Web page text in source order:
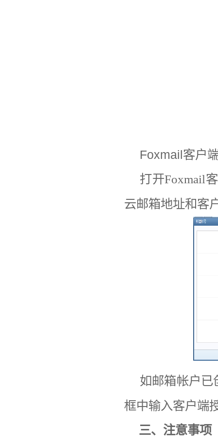
Foxmail客户
打开Foxmail
云邮箱地址和客
如邮箱帐户已
框中输入客户端
三、注意事项